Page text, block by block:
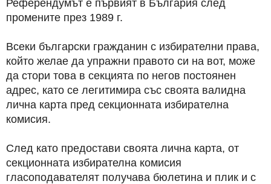
Референдумът е първият в България след
промените през 1989 г.
Всеки български гражданин с избирателни права,
който желае да упражни правото си на вот, може
да стори това в секцията по негов постоянен
адрес, като се легитимира със своята валидна
лична карта пред секционната избирателна
комисия.
След като предостави своята лична карта, от
секционната избирателна комисия
гласоподавателят получава бюлетина и плик и с